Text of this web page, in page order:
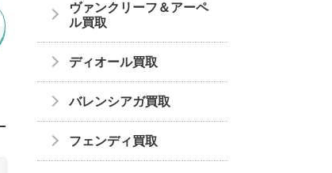
ヴァンクリーフ＆アーペ
ル買取
ディオール買取
バレンシアガ買取
フェンディ買取